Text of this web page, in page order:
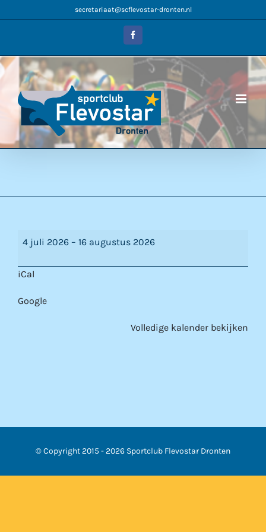
naar
secretariaat@scflevostar-dronten.nl
Facebook
Zomervakantie
4 juli 2026 – 16 augustus 2026
iCal
Google
Volledige kalender bekijken
© Copyright 2015 -2026 Sportclub Flevostar Dronten